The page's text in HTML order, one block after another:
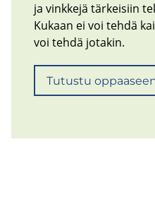
ja vink­ke­jä tär­kei­siin
Ku­kaan ei voi tehdä
voi tehdä jo­ta­kin.
Tu­tus­tu